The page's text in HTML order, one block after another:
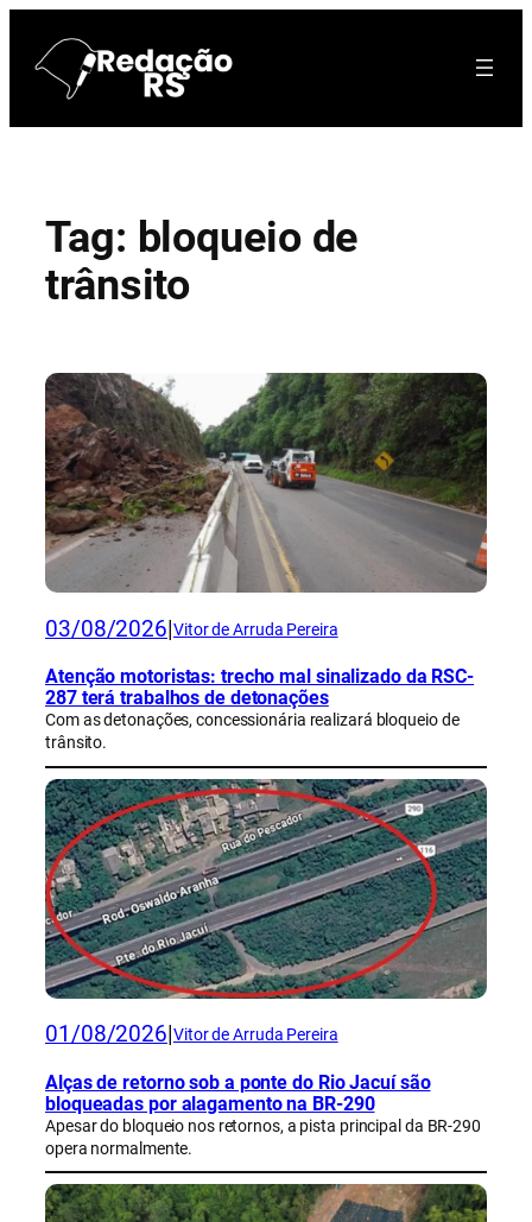
para
Tag: bloqueio de
trânsito
03/08/2026 Vitor de Arruda Pereira
Atenção motoristas: trecho mal sinalizado da RSC-
287 terá trabalhos de detonações
Com as detonações, concessionária realizará bloqueio de
trânsito.
01/08/2026 Vitor de Arruda Pereira
Alças de retorno sob a ponte do Rio Jacuí são
bloqueadas por alagamento na BR-290
Apesar do bloqueio nos retornos, a pista principal da BR-290
opera normalmente.